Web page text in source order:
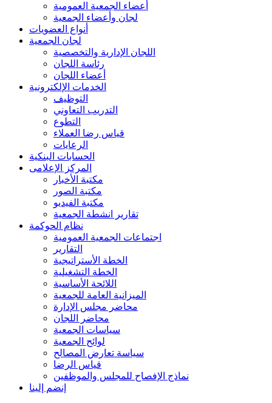
أعضاء الجمعية العمومية
لجان وأعضاء الجمعية
أنواع العضويات
لجان الجمعية
اللجان الإدارية والتخصصية
رئاسة اللجان
أعضاء اللجان
الخدمات الإلكترونية
التوظيف
التدريب التعاوني
التطوع
قياس رضا العملاء
الرعايات
الحسابات البنكية
المركز الإعلامى
مكتبة الأخبار
مكتبة الصور
مكتبة الفيديو
تقارير انشطة الجمعية
نظام الحوكمة
اجتماعات الجمعية العمومية
التقارير
الخطة الأستراتيجية
الخطة التشغيلية
اللائحة الأساسية
الميزانية العامة للجمعية
محاضر مجلس الإدارة
محاضر اللجان
سياسات الجمعية
لوائح الجمعية
سياسة تعارض المصالح
قياس الرضا
نماذج الإفصاح للمجلس والموظفين
إنضم إلينا